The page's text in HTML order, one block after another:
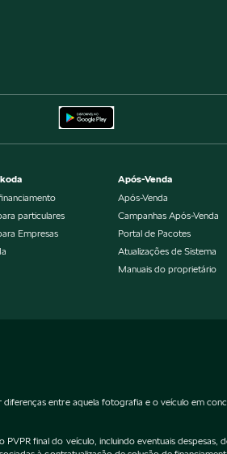
particulares
Empresas
Após-Venda
Após-Venda
Campanhas Após-Venda
Portal de Pacotes
Atualizações de Sistema
Manuais do proprietário
entre aquela fotografia e o veículo em
final do veículo, incluindo eventuais despesas,